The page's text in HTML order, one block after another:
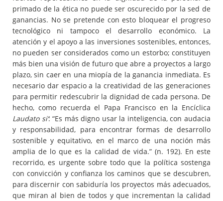
primado de la ética no puede ser oscurecido por la sed de
ganancias. No se pretende con esto bloquear el progreso
tecnológico ni tampoco el desarrollo económico. La
atención y el apoyo a las inversiones sostenibles, entonces,
no pueden ser considerados como un estorbo; constituyen
más bien una visión de futuro que abre a proyectos a largo
plazo, sin caer en una miopía de la ganancia inmediata. Es
necesario dar espacio a la creatividad de las generaciones
para permitir redescubrir la dignidad de cada persona. De
hecho, como recuerda el Papa Francisco en la Encíclica
Laudato si’: “Es más digno usar la inteligencia, con audacia
y responsabilidad, para encontrar formas de desarrollo
sostenible y equitativo, en el marco de una noción más
amplia de lo que es la calidad de vida.” (n. 192). En este
recorrido, es urgente sobre todo que la política sostenga
con convicción y confianza los caminos que se descubren,
para discernir con sabiduría los proyectos más adecuados,
que miran al bien de todos y que incrementan la calidad